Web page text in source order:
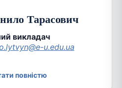
Тарасович
викладач
u.edu.ua
повністю